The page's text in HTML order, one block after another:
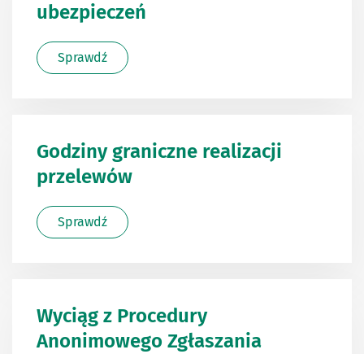
ubezpieczeń
Sprawdź
Godziny graniczne realizacji
przelewów
Sprawdź
Wyciąg z Procedury
Anonimowego Zgłaszania